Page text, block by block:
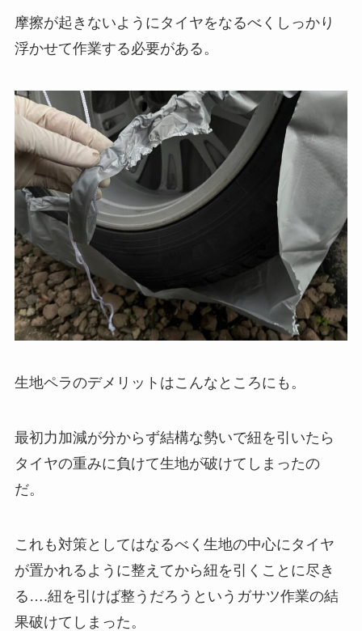
摩擦が起きないようにタイヤをなるべくしっかり
浮かせて作業する必要がある。
生地ペラのデメリットはこんなところにも。
最初力加減が分からず結構な勢いで紐を引いたら
タイヤの重みに負けて生地が破けてしまったの
だ。
これも対策としてはなるべく生地の中心にタイヤ
が置かれるように整えてから紐を引くことに尽き
る….紐を引けば整うだろうというガサツ作業の結
果破けてしまった。